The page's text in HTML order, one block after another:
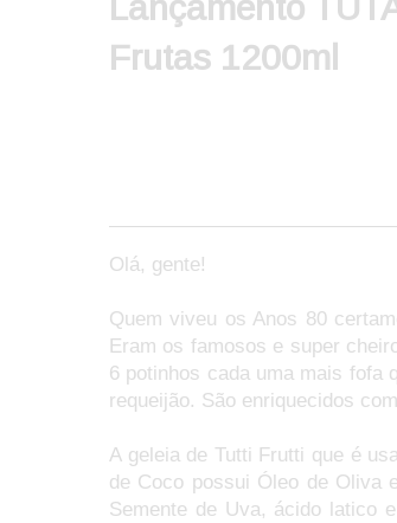
Frutas 1200ml
Olá, gente!
Quem viveu os Anos 80
Eram os famosos e super
6 potinhos cada uma mais fofa
requeijão. São enriquecidos
A geleia de Tutti Frutti que é
de Coco possui Óleo de Oliva
Semente de Uva, ácido latico